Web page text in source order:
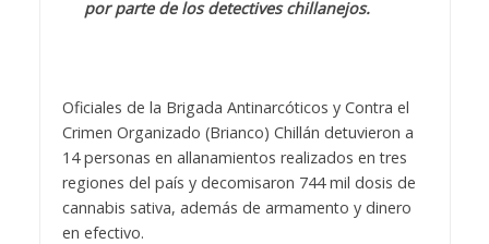
por parte de los detectives chillanejos.
Oficiales de la Brigada Antinarcóticos y Contra el
Crimen Organizado (Brianco) Chillán detuvieron a
14 personas en allanamientos realizados en tres
regiones del país y decomisaron 744 mil dosis de
cannabis sativa, además de armamento y dinero
en efectivo.